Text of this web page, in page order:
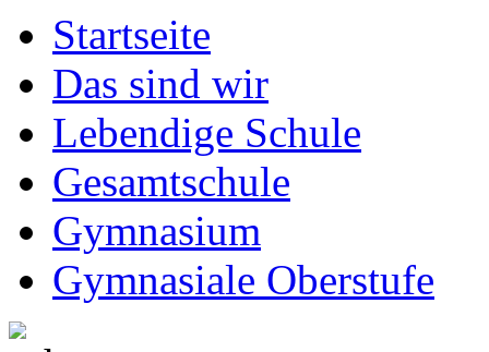
Startseite
Das sind wir
Lebendige Schule
Gesamtschule
Gymnasium
Gymnasiale Oberstufe